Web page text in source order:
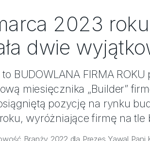
2023
dwie
BUDOWLANA FIRMA
miesięcznika „Builder”
pozycję na rynku
wyróżniające firmę na tle
Branży 2022 dla Prezes Yawal